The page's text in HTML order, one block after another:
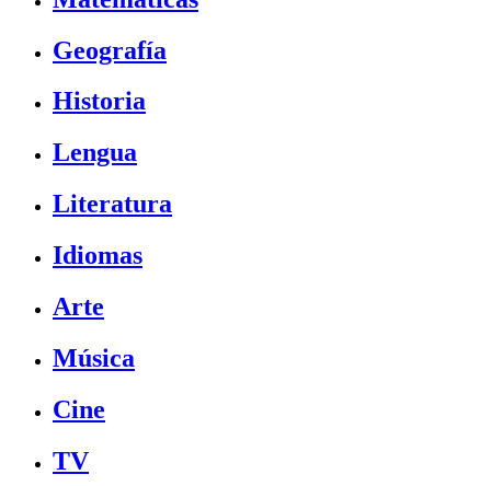
Geografía
Historia
Lengua
Literatura
Idiomas
Arte
Música
Cine
TV